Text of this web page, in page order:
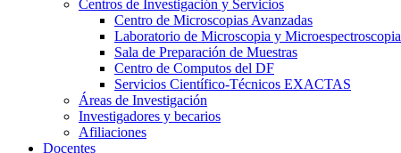
Centros de Investigación y Servicios
Centro de Microscopias Avanzadas
Laboratorio de Microscopia y Microespectroscopia
Sala de Preparación de Muestras
Centro de Computos del DF
Servicios Científico-Técnicos EXACTAS
Áreas de Investigación
Investigadores y becarios
Afiliaciones
Docentes